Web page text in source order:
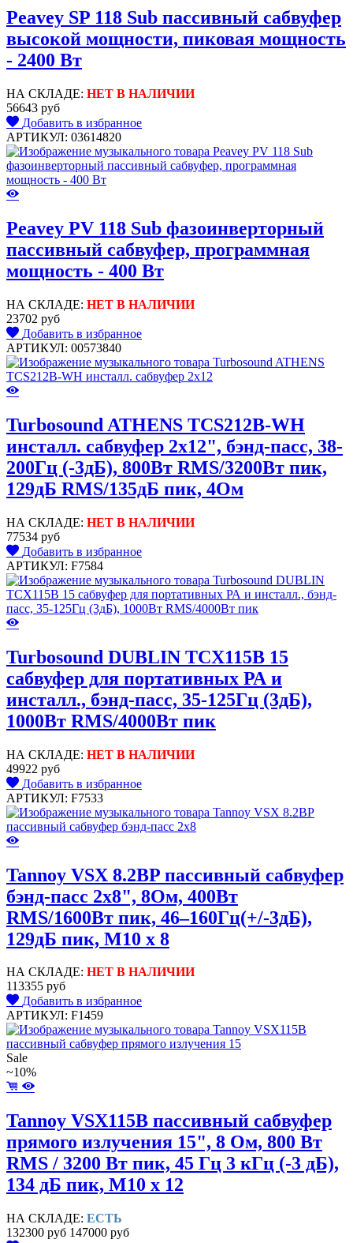
Peavey SP 118 Sub пассивный сабвуфер
высокой мощности, пиковая мощность
- 2400 Вт
НА СКЛАДЕ: НЕТ В НАЛИЧИИ
56643 руб
Добавить в избранное
АРТИКУЛ: 03614820
Peavey PV 118 Sub фазоинверторный
пассивный сабвуфер, программная
мощность - 400 Вт
НА СКЛАДЕ: НЕТ В НАЛИЧИИ
23702 руб
Добавить в избранное
АРТИКУЛ: 00573840
Turbosound ATHENS TCS212B-WH
инсталл. сабвуфер 2х12", бэнд-пасс, 38-
200Гц (-3дБ), 800Вт RMS/3200Вт пик,
129дБ RMS/135дБ пик, 4Ом
НА СКЛАДЕ: НЕТ В НАЛИЧИИ
77534 руб
Добавить в избранное
АРТИКУЛ: F7584
Turbosound DUBLIN TCX115B 15
сабвуфер для портативных РА и
инсталл., бэнд-пасс, 35-125Гц (3дБ),
1000Вт RMS/4000Вт пик
НА СКЛАДЕ: НЕТ В НАЛИЧИИ
49922 руб
Добавить в избранное
АРТИКУЛ: F7533
Tannoy VSX 8.2BP пассивный сабвуфер
бэнд-пасс 2x8", 8Ом, 400Вт
RMS/1600Вт пик, 46–160Гц(+/-3дБ),
129дБ пик, M10 x 8
НА СКЛАДЕ: НЕТ В НАЛИЧИИ
113355 руб
Добавить в избранное
АРТИКУЛ: F1459
Sale
~10%
Tannoy VSX115B пассивный сабвуфер
прямого излучения 15", 8 Ом, 800 Вт
RMS / 3200 Вт пик, 45 Гц 3 кГц (-3 дБ),
134 дБ пик, M10 x 12
НА СКЛАДЕ: ЕСТЬ
132300 руб 147000 руб